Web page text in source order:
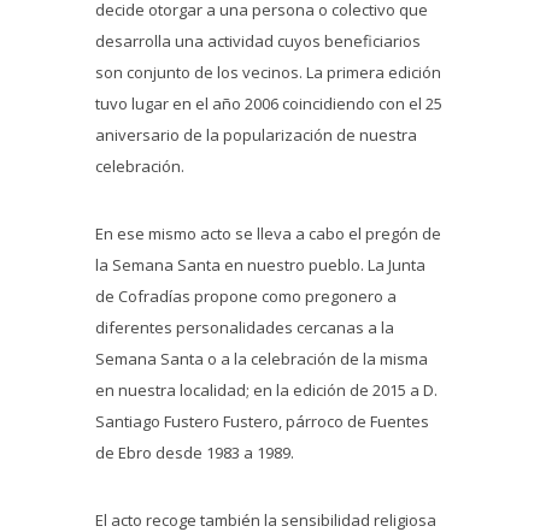
decide otorgar a una persona o colectivo que
desarrolla una actividad cuyos beneficiarios
son conjunto de los vecinos. La primera edición
tuvo lugar en el año 2006 coincidiendo con el 25
aniversario de la popularización de nuestra
celebración.
En ese mismo acto se lleva a cabo el pregón de
la Semana Santa en nuestro pueblo. La Junta
de Cofradías propone como pregonero a
diferentes personalidades cercanas a la
Semana Santa o a la celebración de la misma
en nuestra localidad; en la edición de 2015 a D.
Santiago Fustero Fustero, párroco de Fuentes
de Ebro desde 1983 a 1989.
El acto recoge también la sensibilidad religiosa